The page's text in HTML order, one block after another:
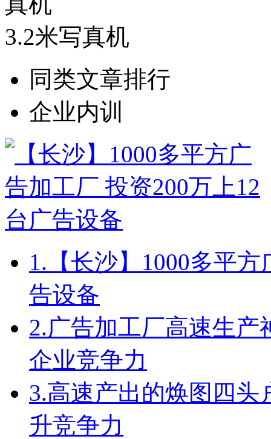
3.2米写真机
同类文章排行
企业内训
1. 【长沙】1000多平
告设备
2.广告加工厂高速生产
企业竞争力
3.高速产出的焕图四头
升竞争力